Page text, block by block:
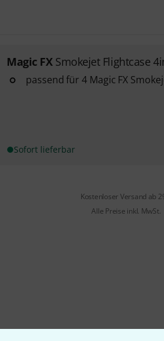
Magic FX Smokejet Flightcase
passend für 4 Magic FX
Sofort lieferbar
Kostenloser Versand ab
Alle Preise inkl. MwSt.